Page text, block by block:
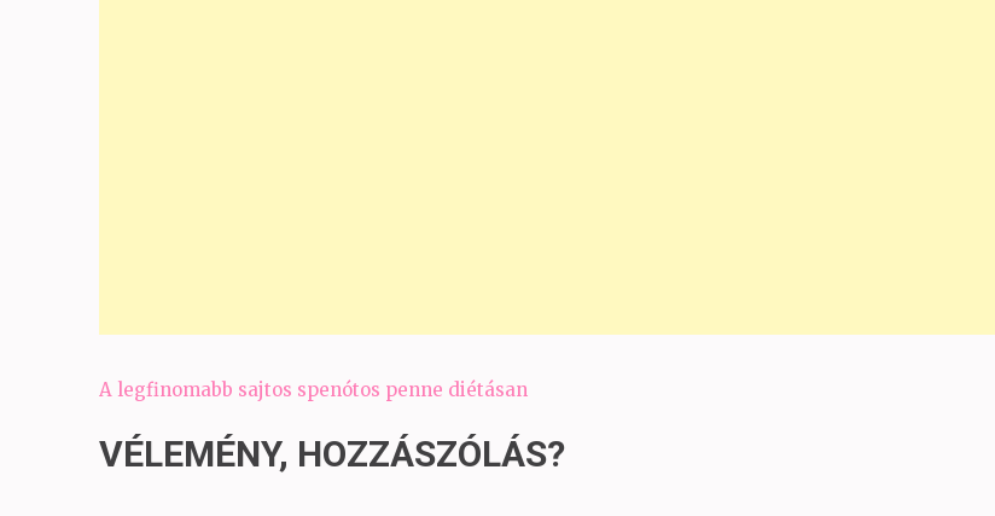
Bejegyzés
A legfinomabb sajtos spenótos penne diétásan
VÉLEMÉNY, HOZZÁSZÓLÁS?